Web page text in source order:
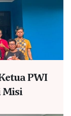
PWI
Misi